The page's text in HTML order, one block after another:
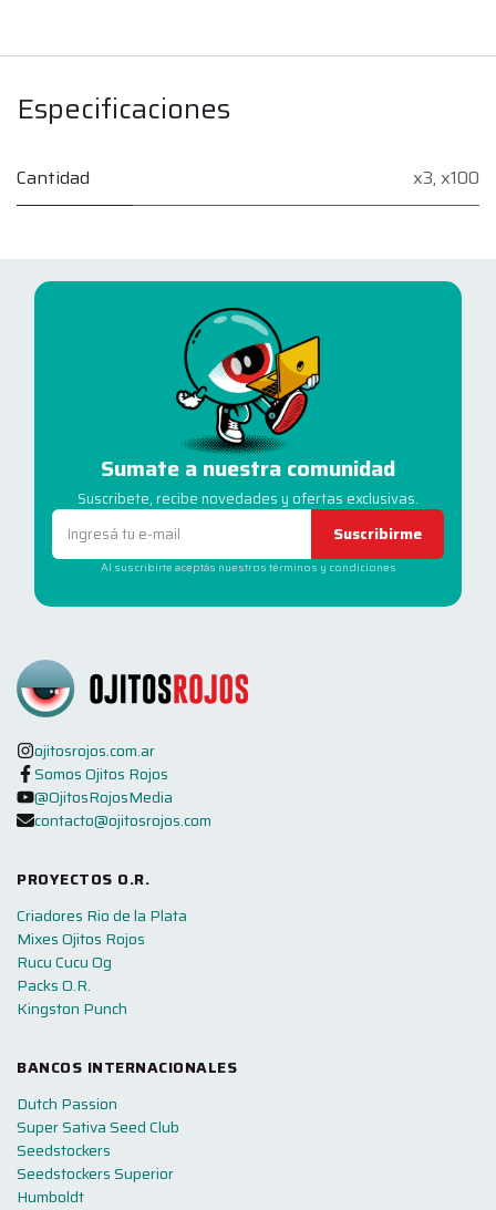
Especificaciones
Cantidad x3, x100
Sumate a nuestra comunidad
Suscribete, recibe novedades y ofertas exclusivas.
Suscribirme
Al suscribirte aceptás nuestros términos y condiciones
ojitosrojos.com.ar
Somos Ojitos Rojos
@OjitosRojosMedia
contacto@ojitosrojos.com
PROYECTOS O.R.
Criadores Rio de la Plata
Mixes Ojitos Rojos
Rucu Cucu Og
Packs O.R.
Kingston Punch
BANCOS INTERNACIONALES
Dutch Passion
Super Sativa Seed Club
Seedstockers
Seedstockers Superior
Humboldt